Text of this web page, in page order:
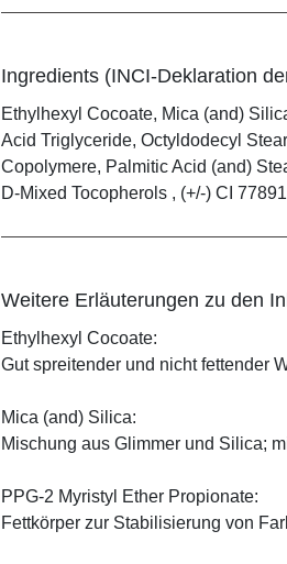
Ingredients (INCI-Deklaration
Ethylhexyl Cocoate, Mica (and)
Acid Triglyceride, Octyldodecyl
Copolymere, Palmitic Acid (and)
D-Mixed Tocopherols , (+/-) CI
Weitere Erläuterungen zu den
Ethylhexyl Cocoate:
Gut spreitender und nicht fettender
Mica (and) Silica:
Mischung aus Glimmer und Silica;
PPG-2 Myristyl Ether Propionate:
Fettkörper zur Stabilisierung von